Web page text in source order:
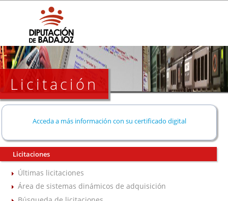
Licitación
Acceda a más información con su certificado digital
Licitaciones
Últimas licitaciones
Área de sistemas dinámicos de adquisición